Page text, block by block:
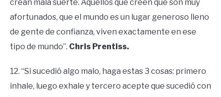
crean mala suerte. Aquellos que creen que son muy
afortunados, que el mundo es un lugar generoso lleno
de gente de confianza, viven exactamente en ese
tipo de mundo”. Chris Prentiss.
12. “Si sucedió algo malo, haga estas 3 cosas: primero
inhale, luego exhale y tercero acepte que sucedió con